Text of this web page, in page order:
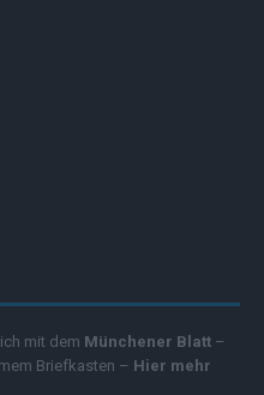
mit dem Münchener Blatt –
Briefkasten – Hier mehr